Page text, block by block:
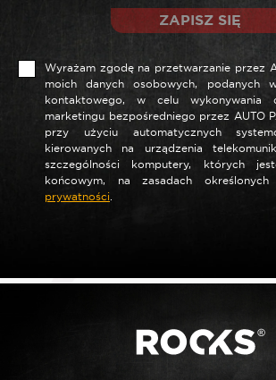
Nazwa*
ZAPISZ SIĘ
Wyrażam zgodę na przetwarzanie przez
moich danych osobowych, podanych
kontaktowego, w celu wykonywania
marketingu bezpośredniego przez AUTO
przy użyciu automatycznych
kierowanych na urządzenia
szczególności komputery, których
końcowym, na zasadach
prywatności.